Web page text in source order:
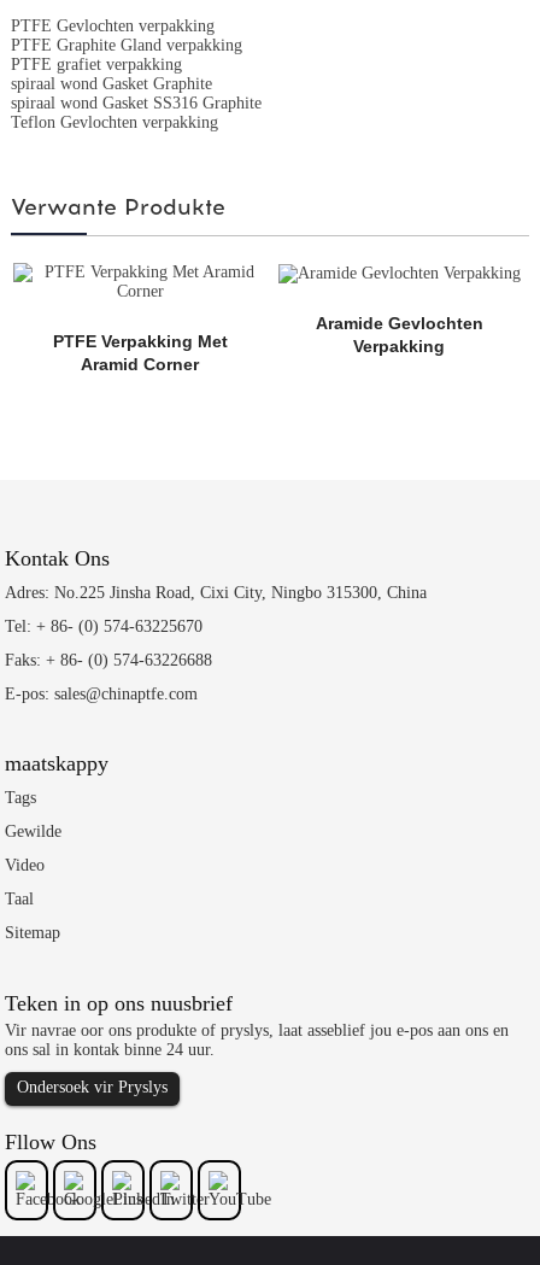
PTFE Gevlochten verpakking
PTFE Graphite Gland verpakking
PTFE grafiet verpakking
spiraal wond Gasket Graphite
spiraal wond Gasket SS316 Graphite
Teflon Gevlochten verpakking
Verwante Produkte
PTFE Verpakking Met
Aramid Corner
Aramide Gevlochten
Verpakking
Kontak Ons
Adres: No.225 Jinsha Road, Cixi City, Ningbo 315300, China
Tel: + 86- (0) 574-63225670
Faks: + 86- (0) 574-63226688
E-pos: sales@chinaptfe.com
maatskappy
Tags
Gewilde
Video
Taal
Sitemap
Teken in op ons nuusbrief
Vir navrae oor ons produkte of pryslys, laat asseblief jou e-pos aan ons en
ons sal in kontak binne 24 uur.
Ondersoek vir Pryslys
Fllow Ons